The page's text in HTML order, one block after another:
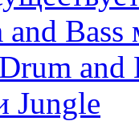
Bass
and
Jungle